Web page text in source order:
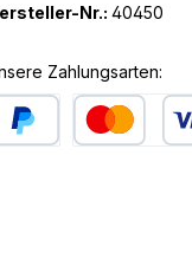
Nr.: 40450
Zahlungsarten: